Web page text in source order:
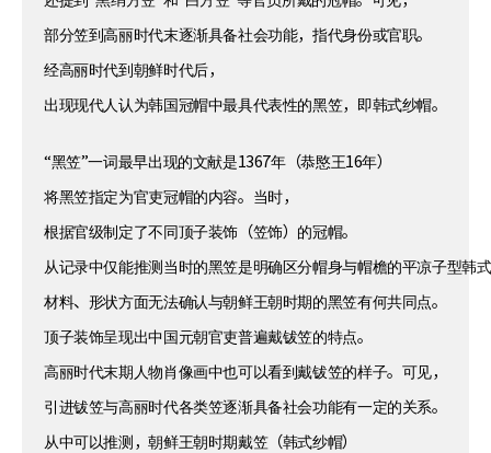
部分笠到高丽时代末逐渐具备社会功能，指代身份或官职。
经高丽时代到朝鲜时代后，
出现现代人认为韩国冠帽中最具代表性的黑笠，即韩式纱帽。
“黑笠”一词最早出现的文献是1367年（恭愍王16年）
将黑笠指定为官吏冠帽的内容。当时，
根据官级制定了不同顶子装饰（笠饰）的冠帽。
从记录中仅能推测当时的黑笠是明确区分帽身与帽檐的平凉子型韩
材料、形状方面无法确认与朝鲜王朝时期的黑笠有何共同点。
顶子装饰呈现出中国元朝官吏普遍戴钹笠的特点。
高丽时代末期人物肖像画中也可以看到戴钹笠的样子。可见，
引进钹笠与高丽时代各类笠逐渐具备社会功能有一定的关系。
从中可以推测，朝鲜王朝时期戴笠（韩式纱帽）